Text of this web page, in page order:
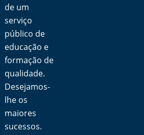
de um
serviço
público de
educação e
formação de
qualidade.
Desejamos-
lhe os
maiores
sucessos.